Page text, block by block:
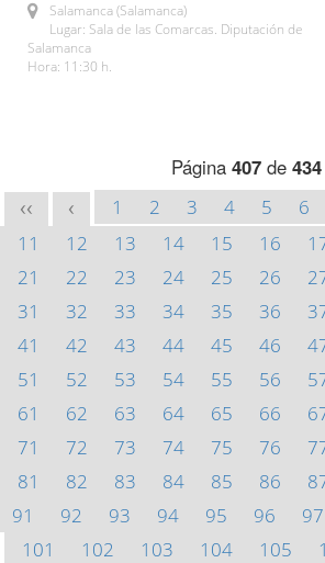
Salamanca (Salamanca)
Lugar: Sala de las Comarcas. Diputación de
Salamanca
Hora: 11:30 h.
Página 407de 434
<< < 1 2 3 4 5 6
11
12 13 14 15 16
21
22 23 24 25 26
31
32 33 34 35 36
41
42 43 44 45 46
51
52 53 54 55 56
61
62 63 64 65 66
71
72 73 74 75 76
81
82 83 84 85 86
91
92 93 94 95 96 97
101
102 103 104 105